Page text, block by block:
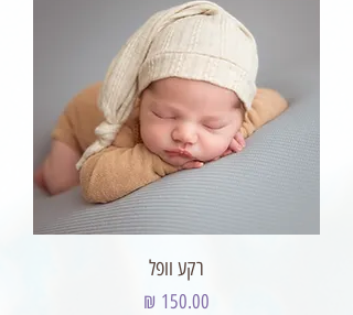
רקע וופל
מחיר